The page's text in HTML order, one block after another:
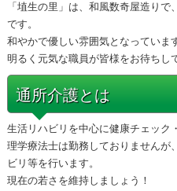
「埴生の里」は、和風数奇屋造り
です。
和やかで優しい雰囲気となっていま
明るく元気な職員が皆様をお待ちし
通所介護とは
生活リハビリを中心に健康チェック
理学療法士は勤務しておりませんが
ビリ等を行います。
現在の若さを維持しましょう！